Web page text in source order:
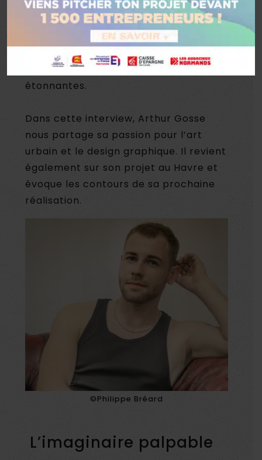
créateur de l’œuvre « La Lune s’est
posée au Havre» qui était à l’affiche du
Festival Un Été au Havre en 2021.
Arthur met ainsi en lumière la ville et
son patrimoine au travers d’œuvres
étonnantes.
Dans cette interview, Arthur Gosse
nous partage sa passion pour l’art
urbain et le design graphique. Il revient
également sur son projet au Havre et
évoque les contours de sa prochaine
réalisation.
©Philippe Bréard
L’imaginaire palpable